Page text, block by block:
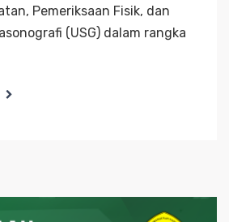
Pemeriksaan Fisik, dan
(USG) dalam rangka